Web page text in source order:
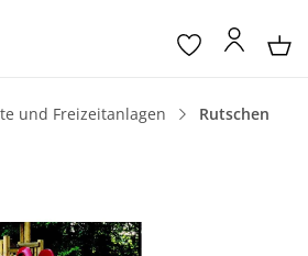
und Freizeitanlagen Rutschen